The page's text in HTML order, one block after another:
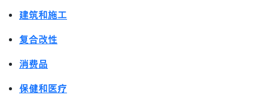
建筑和施工
复合改性
消费品
保健和医疗